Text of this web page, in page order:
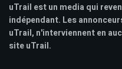
uTrail est un media qui
indépendant. Les
uTrail, n'interviennent en
site uTrail.